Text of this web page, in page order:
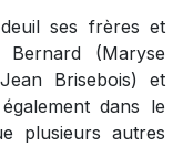
ses frères et
(Maryse
Brisebois) et
dans le
plusieurs autres